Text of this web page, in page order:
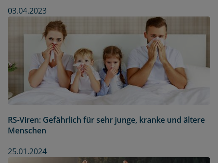
03.04.2023
RS-Viren: Gefährlich für sehr junge, kranke und ältere
Menschen
25.01.2024